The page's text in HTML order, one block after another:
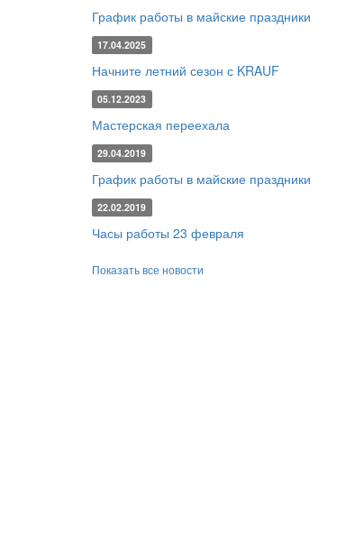
График работы в майские праздники
17.04.2025
Начните летний сезон с KRAUF
05.12.2023
Мастерская переехала
29.04.2019
График работы в майские праздники
22.02.2019
Часы работы 23 февраля
Показать все новости